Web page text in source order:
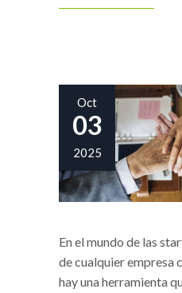
Oct
03
2025
En el mundo de las
de cualquier empresa
hay una herramienta